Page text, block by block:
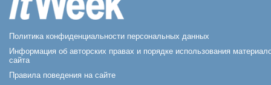
Политика конфиденциальности персональных данных
Информация об авторских правах и порядке использования
сайта
Правила поведения на сайте